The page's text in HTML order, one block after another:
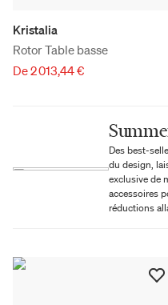
Kristalia
Rotor Table basse
De 2 013,44 €
Des best-
du design,
exclusive de
accessoires
réductions